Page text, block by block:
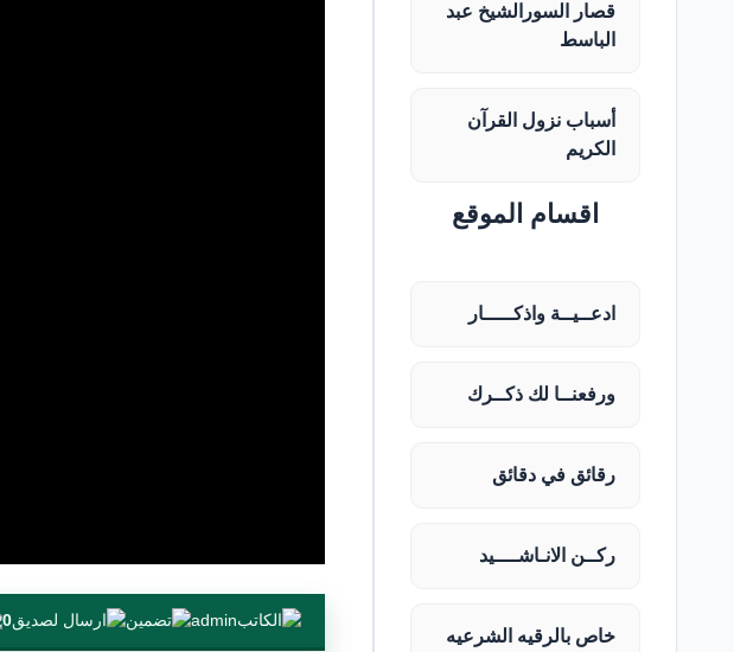
قصار السورالشيخ عبد
الباسط
أسباب نزول القرآن
الكريم
اقسام الموقع
ادعــيــة واذكـــــار
ورفعنــا لك ذكــرك
رقائق في دقائق
ركــن الانـاشــــيد
خاص بالرقيه الشرعيه
admin
0